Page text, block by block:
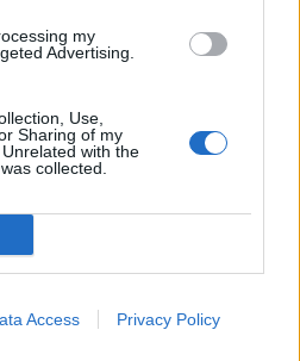
my
Advertising.
Use,
Sharing of my
with the
collected.
Access Privacy Policy
dirti se il grado di pericolo è
quelli conoscendoli non ci
un euro tranquillo. Io sto
conosciamo e che ci
quando verranno fuori dal
di evolversi costantemente